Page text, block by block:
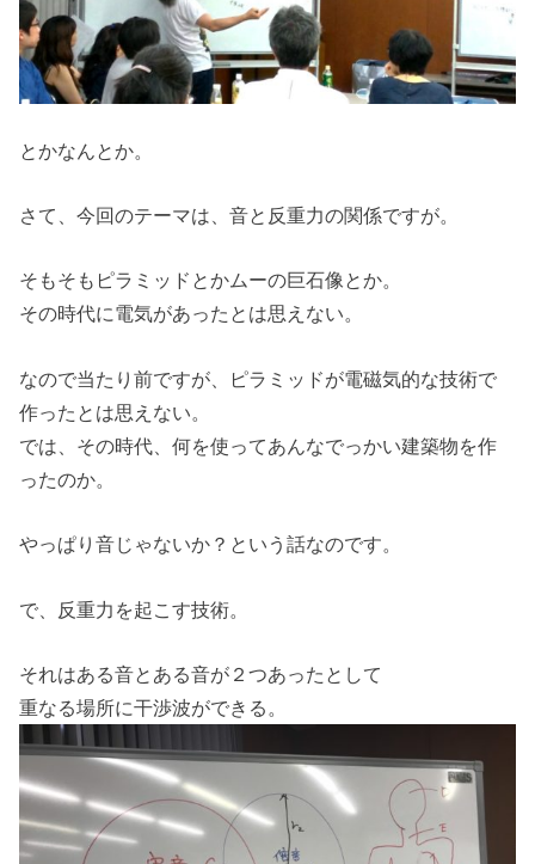
とかなんとか。
さて、今回のテーマは、音と反重力の関係ですが。
そもそもピラミッドとかムーの巨石像とか。
その時代に電気があったとは思えない。
なので当たり前ですが、ピラミッドが電磁気的な技術で
作ったとは思えない。
では、その時代、何を使ってあんなでっかい建築物を作
ったのか。
やっぱり音じゃないか？という話なのです。
で、反重力を起こす技術。
それはある音とある音が２つあったとして
重なる場所に干渉波ができる。